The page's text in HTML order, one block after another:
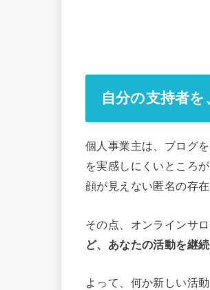
自分の支持者
個人事業主は、ブログ
を実感しにくいところ
顔が見えない匿名の存在
その点、オンラインサ
ど、あなたの活動を継
よって、何か新しい活